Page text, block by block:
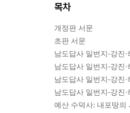
목차
개정판 서문
초판 서문
남도답사 일번지-강진
남도답사 일번지-강진
남도답사 일번지-강진
남도답사 일번지-강진
예산 수덕사: 내포땅의